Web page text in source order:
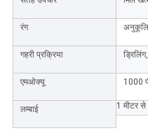
रंग
गहरी प्रक्रिया
एमओक्यू 1000
लम्बाई 1 मीटर